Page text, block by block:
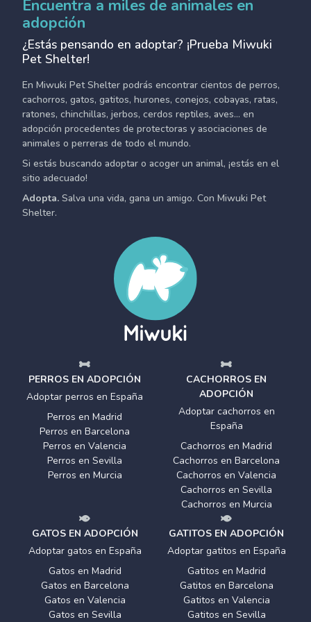
Encuentra a miles de animales en
adopción
¿Estás pensando en adoptar? ¡Prueba Miwuki
Pet Shelter!
En Miwuki Pet Shelter podrás encontrar cientos de perros,
cachorros, gatos, gatitos, hurones, conejos, cobayas, ratas,
ratones, chinchillas, jerbos, cerdos reptiles, aves... en
adopción procedentes de protectoras y asociaciones de
animales o perreras de todo el mundo.
Si estás buscando adoptar o acoger un animal, ¡estás en el
sitio adecuado!
Adopta. Salva una vida, gana un amigo. Con Miwuki Pet
Shelter.
PERROS EN ADOPCIÓN
Adoptar perros en España
Perros en Madrid
Perros en Barcelona
Perros en Valencia
Perros en Sevilla
Perros en Murcia
CACHORROS EN
ADOPCIÓN
Adoptar cachorros en
España
Cachorros en Madrid
Cachorros en Barcelona
Cachorros en Valencia
Cachorros en Sevilla
Cachorros en Murcia
GATOS EN ADOPCIÓN
Adoptar gatos en España
Gatos en Madrid
Gatos en Barcelona
Gatos en Valencia
Gatos en Sevilla
GATITOS EN ADOPCIÓN
Adoptar gatitos en España
Gatitos en Madrid
Gatitos en Barcelona
Gatitos en Valencia
Gatitos en Sevilla